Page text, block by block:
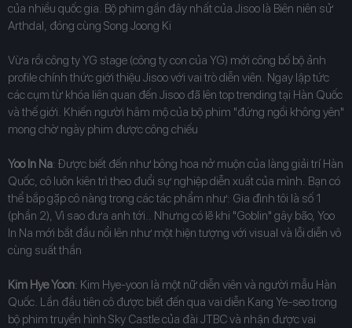
của nhiều quốc gia. Bộ phim gần đây nhất của Jisoo là Biên niên sử
Arthdal, đóng cùng Song Joong Ki
Vừa rồi công ty YG stage (công ty con của YG) mới công bố bộ ảnh
profile chính thức giới thiệu Jisoo với vai trò diễn viên. Ngay lập tức
các cụm từ khóa liên quan đến Jisoo đã lên top trending tại Hàn Quốc
và thế giới. Khiến người hâm mộ của bộ phim "đứng ngồi không yên"
mong chờ ngày phim được công chiếu
Yoo In Na: Được biết đến như bông hoa nở muộn của làng giải trí Hàn
Quốc, cô luôn kiên trì theo đuổi sự nghiệp diễn xuất của mình. Bạn có
thể bắp gặp cô nàng trong các tác phẩm như: Gia đình tôi là số 1
(phần 2), Vì sao đưa anh tới.. Nhưng có lẽ khi "Goblin" gây bão, Yoo
In Na mới bắt đầu nổi lên như một hiện tượng với visual và lỗi diễn vô
cùng suất thần
Kim Hye Yoon: Kim Hye-yoon là một nữ diễn viên và người mẫu Hàn
Quốc. Lần đầu tiên cô được biết đến qua vai diễn Kang Ye-seo trong
bộ phim truyền hình Sky Castle của đài JTBC và nhận được vai